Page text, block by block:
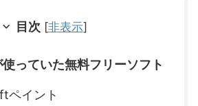
目次 [非表示]
っていた無料フリーソフト
ペイント